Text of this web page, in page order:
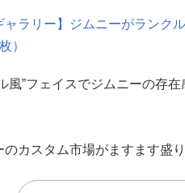
ャラリー】ジムニーがラン
）
風”フェイスでジムニーの存
のカスタム市場がますます盛